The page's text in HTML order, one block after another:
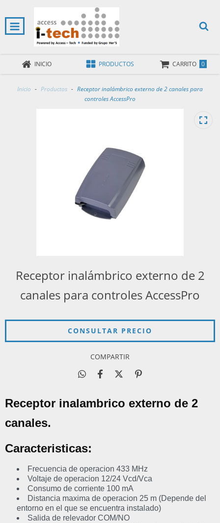
INICIO PRODUCTOS CARRITO 0
Inicio - Productos - Receptor inalámbrico externo de 2 canales para
controles AccessPro
Receptor inalámbrico externo de 2
canales para controles AccessPro
COMPARTIR
Receptor inalambrico externo de 2
canales.
Caracteristicas:
Frecuencia de operacion 433 MHz
Voltaje de operacion 12/24 Vcd/Vca
Consumo de corriente 100 mA
Distancia maxima de operacion 25 m (Depende del
entorno en el que se encuentra instalado)
Salida de relevador COM/NO